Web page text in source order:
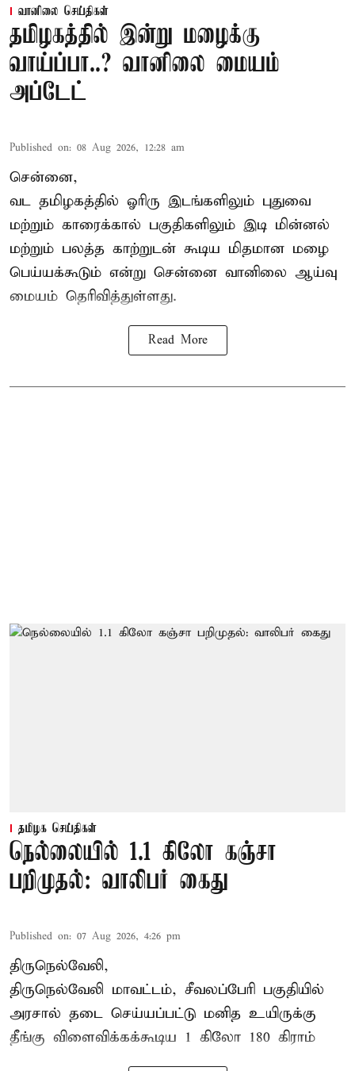
வானிலை செய்திகள்
தமிழகத்தில் இன்று மழைக்கு
வாய்ப்பா..? வானிலை மையம்
அப்டேட்
Published on: 08 Aug 2026, 12:28 am
சென்னை,
வட தமிழகத்தில் ஓரிரு இடங்களிலும் புதுவை
மற்றும் காரைக்கால் பகுதிகளிலும் இடி மின்னல்
மற்றும் பலத்த காற்றுடன் கூடிய மிதமான மழை
பெய்யக்கூடும் என்று சென்னை வானிலை ஆய்வு
மையம் தெரிவித்துள்ளது.
Read More
தமிழக செய்திகள்
நெல்லையில் 1.1 கிலோ கஞ்சா
பறிமுதல்: வாலிபர் கைது
Published on: 07 Aug 2026, 4:26 pm
திருநெல்வேலி,
திருநெல்வேலி மாவட்டம், சீவலப்பேரி பகுதியில்
அரசால் தடை செய்யப்பட்டு மனித உயிருக்கு
தீங்கு விளைவிக்கக்கூடிய 1 கிலோ 180 கிராம்